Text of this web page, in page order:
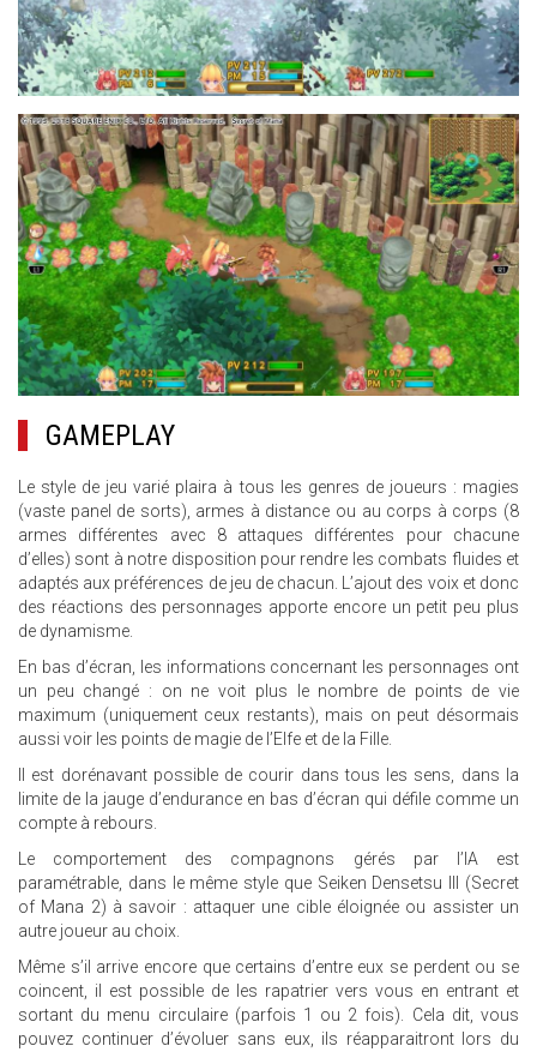
10.JPG
GAMEPLAY
Le style de jeu varié plaira à tous les genres de joueurs : magies
(vaste panel de sorts), armes à distance ou au corps à corps (8
armes différentes avec 8 attaques différentes pour chacune
d’elles) sont à notre disposition pour rendre les combats fluides et
adaptés aux préférences de jeu de chacun. L’ajout des voix et donc
des réactions des personnages apporte encore un petit peu plus
de dynamisme.
En bas d’écran, les informations concernant les personnages ont
un peu changé : on ne voit plus le nombre de points de vie
maximum (uniquement ceux restants), mais on peut désormais
aussi voir les points de magie de l’Elfe et de la Fille.
Il est dorénavant possible de courir dans tous les sens, dans la
limite de la jauge d’endurance en bas d’écran qui défile comme un
compte à rebours.
Le comportement des compagnons gérés par l’IA est
paramétrable, dans le même style que Seiken Densetsu III (Secret
of Mana 2) à savoir : attaquer une cible éloignée ou assister un
autre joueur au choix.
Même s’il arrive encore que certains d’entre eux se perdent ou se
coincent, il est possible de les rapatrier vers vous en entrant et
sortant du menu circulaire (parfois 1 ou 2 fois). Cela dit, vous
pouvez continuer d’évoluer sans eux, ils réapparaitront lors du